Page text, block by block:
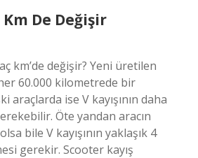
De Değişir
km’de değişir? Yeni üretilen
60.000 kilometrede bir
araçlarda ise V kayışının daha
Öte yandan aracın
bile V kayışının yaklaşık 4
gerekir. Scooter kayış